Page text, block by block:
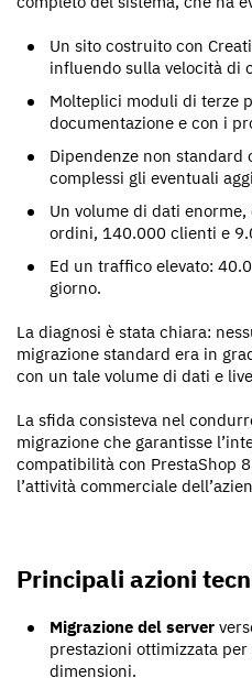
Un sito costruito con
influendo sulla velocità di
Molteplici moduli di terze
documentazione e con i
Dipendenze non standard
complessi gli eventuali
Un volume di dati
ordini, 140.000 clienti e
Ed un traffico elevato:
giorno.
La diagnosi è stata chiara:
migrazione standard era in
con un tale volume di dati e
La sfida consisteva nel
migrazione che garantisse
compatibilità con PrestaShop
l’attività commerciale
Principali azioni
Migrazione del server
prestazioni ottimizzata
dimensioni.